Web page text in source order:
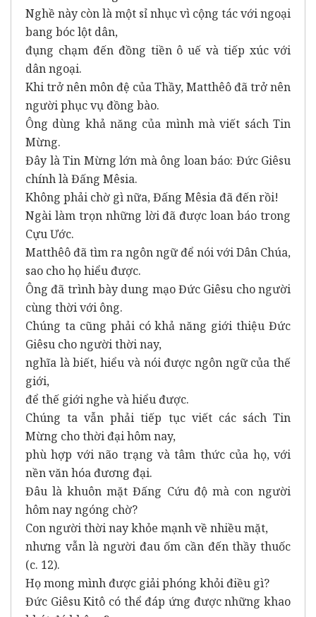
Nghề này còn là một sỉ nhục vì cộng tác với ngoại
bang bóc lột dân,
đụng chạm đến đồng tiền ô uế và tiếp xúc với
dân ngoại.
Khi trở nên môn đệ của Thầy, Matthêô đã trở nên
người phục vụ đồng bào.
Ông dùng khả năng của mình mà viết sách Tin
Mừng.
Đây là Tin Mừng lớn mà ông loan báo: Đức Giêsu
chính là Đấng Mêsia.
Không phải chờ gì nữa, Đấng Mêsia đã đến rồi!
Ngài làm trọn những lời đã được loan báo trong
Cựu Ước.
Matthêô đã tìm ra ngôn ngữ để nói với Dân Chúa,
sao cho họ hiểu được.
Ông đã trình bày dung mạo Đức Giêsu cho người
cùng thời với ông.
Chúng ta cũng phải có khả năng giới thiệu Đức
Giêsu cho người thời nay,
nghĩa là biết, hiểu và nói được ngôn ngữ của thế
giới,
để thế giới nghe và hiểu được.
Chúng ta vẫn phải tiếp tục viết các sách Tin
Mừng cho thời đại hôm nay,
phù hợp với não trạng và tâm thức của họ, với
nền văn hóa đương đại.
Đâu là khuôn mặt Đấng Cứu độ mà con người
hôm nay ngóng chờ?
Con người thời nay khỏe mạnh về nhiều mặt,
nhưng vẫn là người đau ốm cần đến thầy thuốc
(c. 12).
Họ mong mình được giải phóng khỏi điều gì?
Đức Giêsu Kitô có thể đáp ứng được những khao